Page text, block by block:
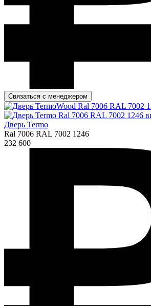
Связаться с менеджером
Дверь Termo
Ral 7006 RAL 7002 1246
232 600